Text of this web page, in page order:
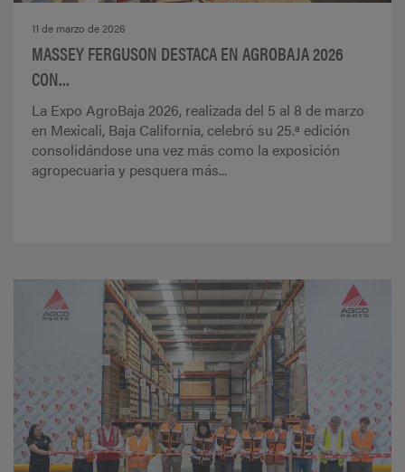
11 de marzo de 2026
MASSEY FERGUSON DESTACA EN AGROBAJA 2026
CON...
La Expo AgroBaja 2026, realizada del 5 al 8 de marzo
en Mexicali, Baja California, celebró su 25.ª edición
consolidándose una vez más como la exposición
agropecuaria y pesquera más...